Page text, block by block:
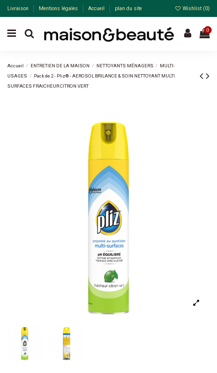
Livraison Mentions légales Accueil plan du site Wishlist (0)
0
Accueil ENTRETIEN DE LA MAISON NETTOYANTS MÉNAGERS
MULTI-
USAGES
Pack de 2 - Pliz® - AEROSOL BRILANCE & SOIN NETTOYANT MULTI
SURFACES FRAICHEUR CITRON VERT